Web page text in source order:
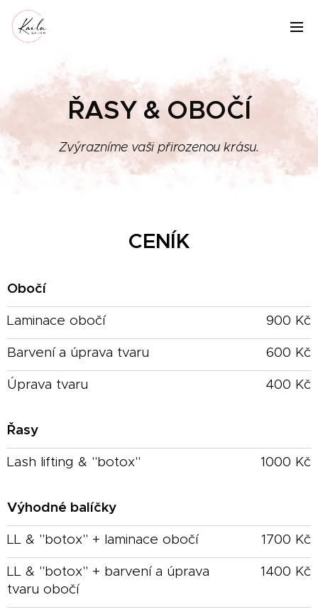
ŘASY & OBOČÍ
Zvýrazníme vaši přirozenou krásu.
CENÍK
Obočí
Laminace obočí
900 Kč
Barvení a úprava tvaru
600 Kč
Úprava tvaru
400 Kč
Řasy
Lash lifting & "botox" 1000 Kč
Výhodné balíčky
LL & "botox" + laminace obočí
1700 Kč
LL & "botox" + barvení a úprava
tvaru obočí
1400 Kč